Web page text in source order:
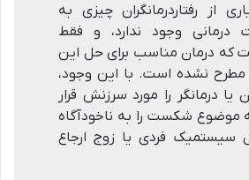
از رفتاردرمانگران چیزی به
درمانی وجود ندارد، و فقط
که درمان مناسب برای حل این
نشده است. با این وجود،
یا درمانگر را مورد سرزنش قرار
موضوع شکست را به ناخودآگاه
سیستمیک فردی یا زوج ارجاع